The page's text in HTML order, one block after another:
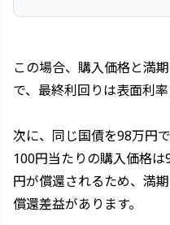
この場合、購入価格と満
で、最終利回りは表面利率
次に、同じ国債を98万円
100円当たりの購入価格
円が償還されるため、満
償還差益があります。